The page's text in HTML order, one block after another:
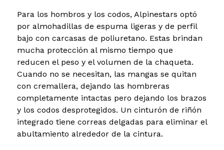
Para los hombros y los codos, Alpinestars optó
por almohadillas de espuma ligeras y de perfil
bajo con carcasas de poliuretano. Estas brindan
mucha protección al mismo tiempo que
reducen el peso y el volumen de la chaqueta.
Cuando no se necesitan, las mangas se quitan
con cremallera, dejando las hombreras
completamente intactas pero dejando los brazos
y los codos desprotegidos. Un cinturón de riñón
integrado tiene correas delgadas para eliminar el
abultamiento alrededor de la cintura.